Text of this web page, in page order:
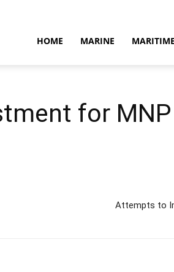
HOME MARINE MARITIME
for MNP
Attempts to